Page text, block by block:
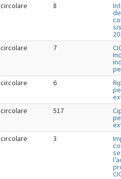
circolare 8
circolare 7
circolare 6
circolare 517
circolare 3